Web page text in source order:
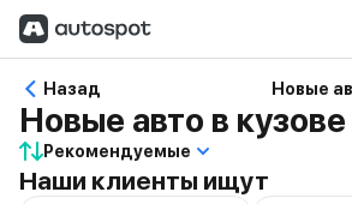
Назад Новые
Новые авто в кузове
Рекомендуемые
Наши клиенты ищут